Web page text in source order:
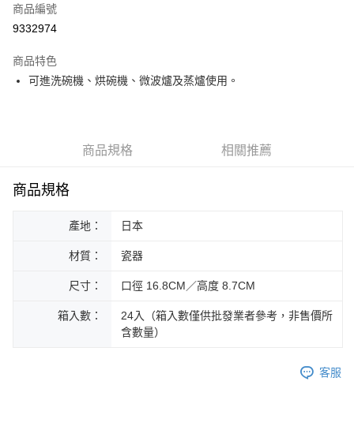
LINE Pay
街口支付
黑貓本島宅配
每筆NT$200，滿NT$1,000(含以上)免運費
黑貓外島宅配
商品編號
9332974
商品特色
可進洗碗機、烘碗機、微波爐及蒸爐使用。
商品規格 相關推薦
商品規格
產地： 日本
材質： 瓷器
尺寸： 口徑 16.8CM／高度 8.7CM
箱入數：
24入（箱入數僅供批發業者參考，非售價所
含數量）
客服